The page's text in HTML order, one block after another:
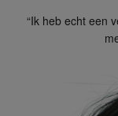
“Ik heb echt een